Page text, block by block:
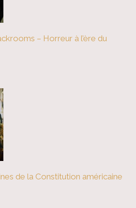
– Horreur à l’ère du
de la Constitution américaine